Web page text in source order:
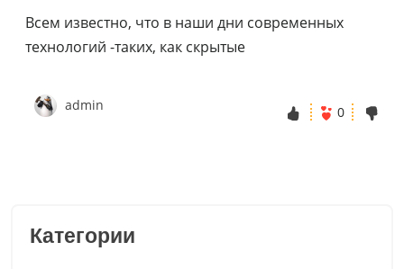
Категории
Всем известно, что в наши дни современных
технологий -таких, как скрытые
admin 0